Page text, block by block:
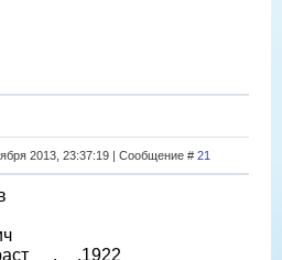
2013, 23:37:19 | Сообщение # 21
__.__.1922